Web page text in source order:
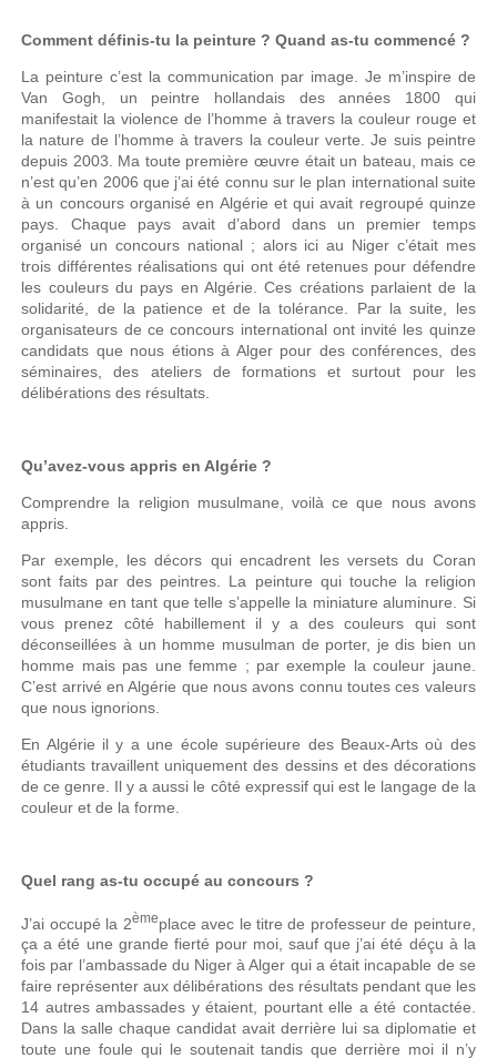
Comment définis-tu la peinture ? Quand as-tu commencé ?
La peinture c’est la communication par image. Je m’inspire de
Van Gogh, un peintre hollandais des années 1800 qui
manifestait la violence de l’homme à travers la couleur rouge et
la nature de l’homme à travers la couleur verte. Je suis peintre
depuis 2003. Ma toute première œuvre était un bateau, mais ce
n’est qu’en 2006 que j’ai été connu sur le plan international suite
à un concours organisé en Algérie et qui avait regroupé quinze
pays. Chaque pays avait d’abord dans un premier temps
organisé un concours national ; alors ici au Niger c’était mes
trois différentes réalisations qui ont été retenues pour défendre
les couleurs du pays en Algérie. Ces créations parlaient de la
solidarité, de la patience et de la tolérance. Par la suite, les
organisateurs de ce concours international ont invité les quinze
candidats que nous étions à Alger pour des conférences, des
séminaires, des ateliers de formations et surtout pour les
délibérations des résultats.
Qu’avez-vous appris en Algérie ?
Comprendre la religion musulmane, voilà ce que nous avons
appris.
Par exemple, les décors qui encadrent les versets du Coran
sont faits par des peintres. La peinture qui touche la religion
musulmane en tant que telle s’appelle la miniature aluminure. Si
vous prenez côté habillement il y a des couleurs qui sont
déconseillées à un homme musulman de porter, je dis bien un
homme mais pas une femme ; par exemple la couleur jaune.
C’est arrivé en Algérie que nous avons connu toutes ces valeurs
que nous ignorions.
En Algérie il y a une école supérieure des Beaux-Arts où des
étudiants travaillent uniquement des dessins et des décorations
de ce genre. Il y a aussi le côté expressif qui est le langage de la
couleur et de la forme.
Quel rang as-tu occupé au concours ?
J’ai occupé la 2èmeplace avec le titre de professeur de peinture,
ça a été une grande fierté pour moi, sauf que j’ai été déçu à la
fois par l’ambassade du Niger à Alger qui a était incapable de se
faire représenter aux délibérations des résultats pendant que les
14 autres ambassades y étaient, pourtant elle a été contactée.
Dans la salle chaque candidat avait derrière lui sa diplomatie et
toute une foule qui le soutenait tandis que derrière moi il n’y